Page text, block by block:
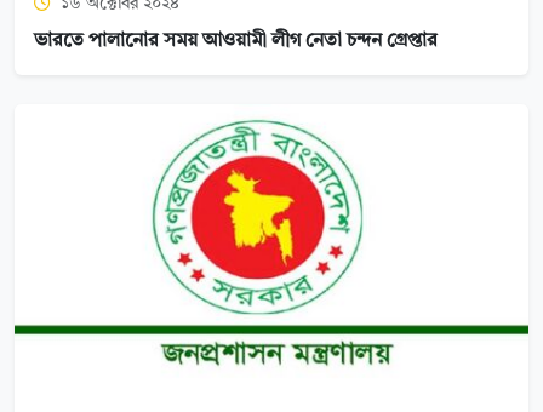
ভারতে পালানোর সময় আওয়ামী লীগ নেতা চন্দন গ্রেপ্তার